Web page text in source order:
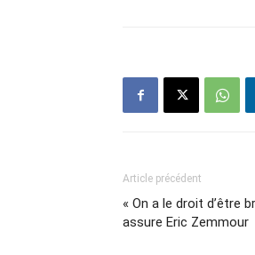
Article précédent
« On a le droit d’être
assure Eric Zemmour